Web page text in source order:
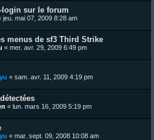
login sur le forum
jeu. mai 07, 2009 8:28 am
menus de sf3 Third Strike
« mer. avr. 29, 2009 6:49 pm
« sam. avr. 11, 2009 4:19 pm
« lun. mars 16, 2009 5:19 pm
« mar. sept. 09, 2008 10:08 am